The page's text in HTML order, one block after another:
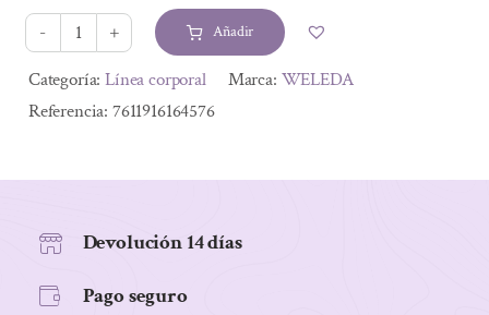
era:
9,95 €.
es:
8,16 €.
GEL
DE
DUCHA
ML
Añadir
Alternative:
Categoría:Línea corporal Marca: WELEDA
Referencia: 7611916164576
Devolución 14 días
Pago seguro